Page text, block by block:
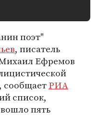
поэт"
, писатель
Ефремов
сообщаетРИА
список,
пять